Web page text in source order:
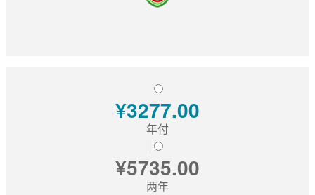
Multi-Domain多域名
Wildcard通配符
数字签名
¥3277.00
年付
¥5735.00
两年